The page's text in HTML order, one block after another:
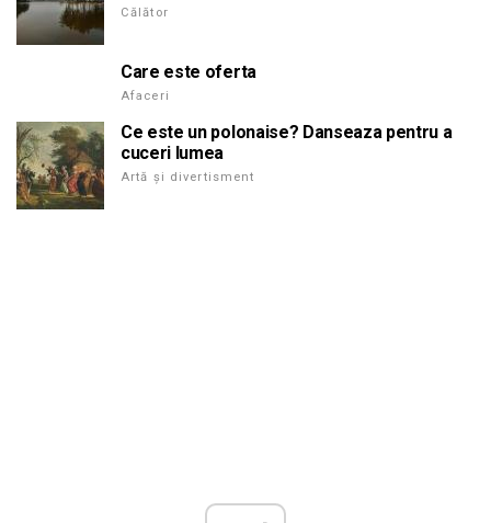
Călător
Care este oferta
Afaceri
Ce este un polonaise? Danseaza pentru a
cuceri lumea
Artă și divertisment